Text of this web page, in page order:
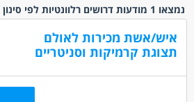
נמצאו 1 מודעות דרושים רלוונטיות לפי סינון
איש/אשת מכירות לאולם
תצוגת קרמיקות וסניטריים